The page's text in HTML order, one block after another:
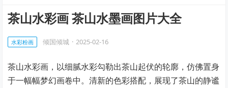
茶山水彩画 茶山水墨画图片大全
水彩粉画 倾国倾城 · 2025-02-16
茶山水彩画，以细腻水彩勾勒出茶山起伏的轮廓，仿佛置身
于一幅幅梦幻画卷中。清新的色彩搭配，展现了茶山的静谧